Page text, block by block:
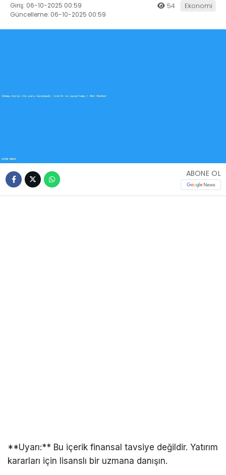
Giriş: 06-10-2025 00:59
Güncelleme: 06-10-2025 00:59
54 Ekonomi
ABONE OL
**Uyarı:** Bu içerik finansal tavsiye değildir. Yatırım
kararları için lisanslı bir uzmana danışın.